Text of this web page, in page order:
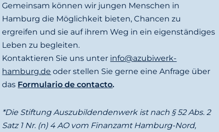
Gemeinsam können wir jungen Menschen in
Hamburg die Möglichkeit bieten, Chancen zu
ergreifen und sie auf ihrem Weg in ein eigenständiges
Leben zu begleiten.
Kontaktieren Sie uns unter info@azubiwerk-
hamburg.de oder stellen Sie gerne eine Anfrage über
das Formulario de contacto.
*Die Stiftung Auszubildendenwerk ist nach § 52 Abs. 2
Satz 1 Nr. (n) 4 AO vom Finanzamt Hamburg-Nord,